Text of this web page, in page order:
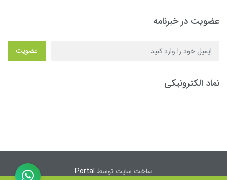
عضویت در خبرنامه
عضویت
نماد الکترونیکی
ساخت سایت توسط Portal